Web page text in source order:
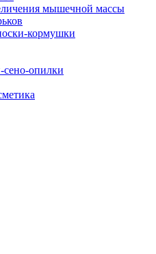
мышечной массы
кормушки
опилки